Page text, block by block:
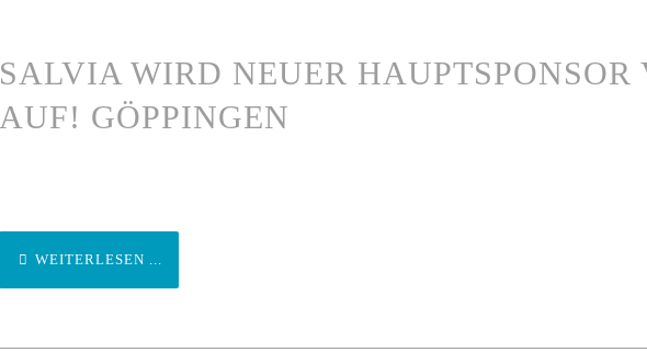
SALVIA WIRD NEUER HAUPTSPONSOR
AUF! GÖPPINGEN
WEITERLESEN ...